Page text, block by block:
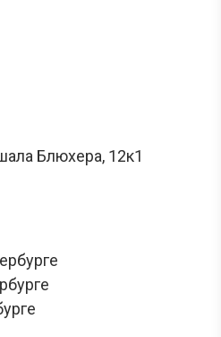
Блюхера, 12к1